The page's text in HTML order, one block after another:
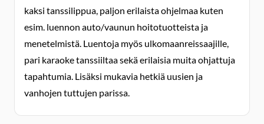
kaksi tanssilippua, paljon erilaista ohjelmaa kuten
esim. luennon auto/vaunun hoitotuotteista ja
menetelmistä. Luentoja myös ulkomaanreissaajille,
pari karaoke tanssiiltaa sekä erilaisia muita ohjattuja
tapahtumia. Lisäksi mukavia hetkiä uusien ja
vanhojen tuttujen parissa.